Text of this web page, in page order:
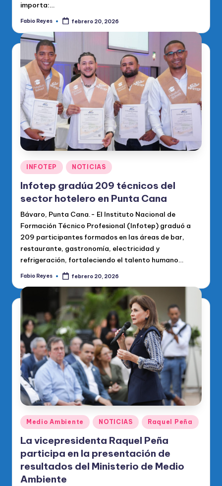
importa:…
Publicado
Fabio Reyes febrero 20, 2026
Publicado
en
INFOTEP NOTICIAS
Infotep gradúa 209 técnicos del
sector hotelero en Punta Cana
Bávaro, Punta Cana.- El Instituto Nacional de
Formación Técnico Profesional (Infotep) graduó a
209 participantes formados en las áreas de bar,
restaurante, gastronomía, electricidad y
refrigeración, fortaleciendo el talento humano…
Publicado
Fabio Reyes febrero 20, 2026
Publicado
en
Medio Ambiente NOTICIAS Raquel Peña
La vicepresidenta Raquel Peña
participa en la presentación de
resultados del Ministerio de Medio
Ambiente